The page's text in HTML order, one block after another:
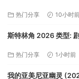
热门分享 10小时
斯特林角 2026 类型:
热门分享 1小时前
我的亚美尼亚幽灵